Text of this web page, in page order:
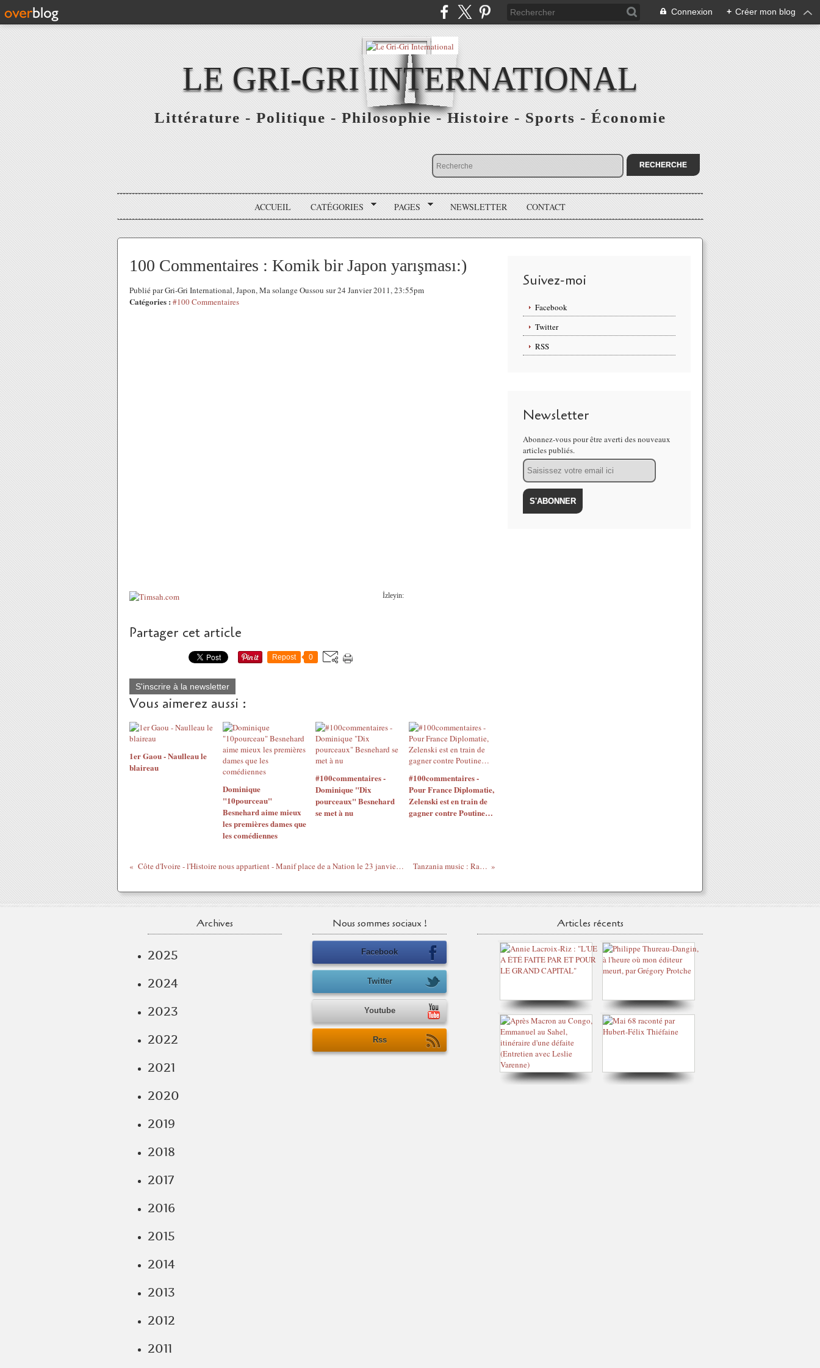
Connexion + Créer mon blog
LE GRI-GRI INTERNATIONAL
Littérature - Politique - Philosophie - Histoire - Sports - Économie
ACCUEIL CATÉGORIES PAGES NEWSLETTER CONTACT
100 Commentaires : Komik bir Japon yarışması:)
Publié par Gri-Gri International, Japon, Ma solange Oussou sur 24 Janvier 2011, 23:55pm
Catégories : #100 Commentaires
İzleyin:
Partager cet article
Repost 0
S'inscrire à la newsletter
Vous aimerez aussi :
1er Gaou - Naulleau le
blaireau
Dominique
"10pourceau"
Besnehard aime mieux
les premières dames que
les comédiennes
#100commentaires -
Dominique "Dix
pourceaux" Besnehard
se met à nu
#100commentaires -
Pour France Diplomatie,
Zelenski est en train de
gagner contre Poutine…
Côte d'Ivoire - l'Histoire nous appartient - Manif place de a Nation le 23 janvier 2011 Tanzania music : Ray C
Suivez-moi
Facebook
Twitter
RSS
Newsletter
Abonnez-vous pour être averti des nouveaux
articles publiés.
Email
Archives
2025
2024
2023
2022
2021
2020
2019
2018
2017
2016
2015
2014
2013
2012
2011
Nous sommes sociaux !
Facebook
Twitter
Youtube
Rss
Articles récents